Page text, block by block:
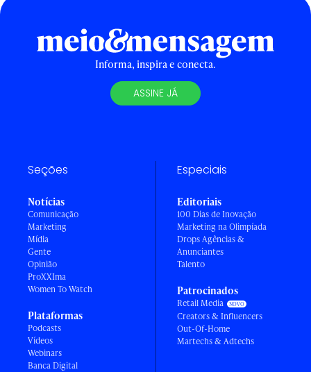
Informa, inspira e conecta.
ASSINE JÁ
Seções
Notícias
Comunicação
Marketing
Mídia
Gente
Opinião
ProXXIma
Women To Watch
Plataformas
Podcasts
Vídeos
Webinars
Banca Digital
Especiais
Editoriais
100 Dias de Inovação
Marketing na Olimpíada
Drops Agências &
Anunciantes
Talento
Patrocinados
Retail Media
Creators & Influencers
Out-Of-Home
Martechs & Adtechs